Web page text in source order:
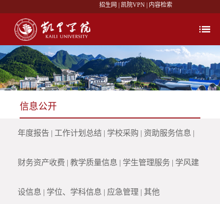
招生网 凯院VPN 内容检索
信息公开
年度报告| 工作计划总结| 学校采购 | 资助服务信息 |
财务资产收费 | 教学质量信息 | 学生管理服务| 学风建
设信息 | 学位、学科信息 | 应急管理 | 其他